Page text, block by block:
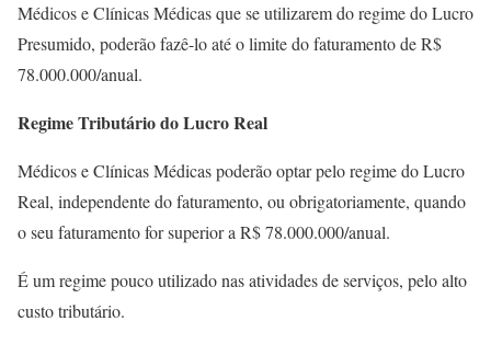
Médicos e Clínicas Médicas que se utilizarem do regime do Lucro
Presumido, poderão fazê-lo até o limite do faturamento de R$
78.000.000/anual.
Regime Tributário do Lucro Real
Médicos e Clínicas Médicas poderão optar pelo regime do Lucro
Real, independente do faturamento, ou obrigatoriamente, quando
o seu faturamento for superior a R$ 78.000.000/anual.
É um regime pouco utilizado nas atividades de serviços, pelo alto
custo tributário.